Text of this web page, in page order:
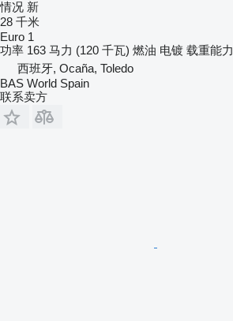
情况 新
28 千米
Euro 1
功率 163 马力 (120 千瓦) 燃油 电镀 载重能力
西班牙, Ocaña, Toledo
BAS World Spain
联系卖方